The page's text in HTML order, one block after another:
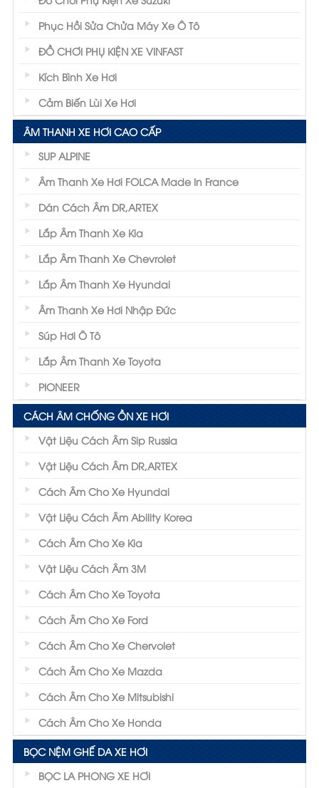
Phục Hồi Sửa Chửa Máy Xe Ô Tô
ĐỒ CHƠI PHỤ KIỆN XE VINFAST
Kích Bình Xe Hơi
Cảm Biến Lùi Xe Hơi
ÂM THANH XE HƠI CAO CẤP
SUP ALPINE
Âm Thanh Xe Hơi FOLCA Made In France
Dán Cách Âm DR,ARTEX
Lắp Âm Thanh Xe Kia
Lắp Âm Thanh Xe Chevrolet
Lắp Âm Thanh Xe Hyundai
Âm Thanh Xe Hơi Nhập Đức
Súp Hơi Ô Tô
Lắp Âm Thanh Xe Toyota
PIONEER
CÁCH ÂM CHỐNG ỒN XE HƠI
Vật Liệu Cách Âm Sip Russia
Vật Liệu Cách Âm DR,ARTEX
Cách Âm Cho Xe Hyundai
Vật Liệu Cách Âm Ability Korea
Cách Âm Cho Xe Kia
Vật Liệu Cách Âm 3M
Cách Âm Cho Xe Toyota
Cách Âm Cho Xe Ford
Cách Âm Cho Xe Chervolet
Cách Âm Cho Xe Mazda
Cách Âm Cho Xe Mitsubishi
Cách Âm Cho Xe Honda
BỌC NỆM GHẾ DA XE HƠI
BỌC LA PHONG XE HƠI